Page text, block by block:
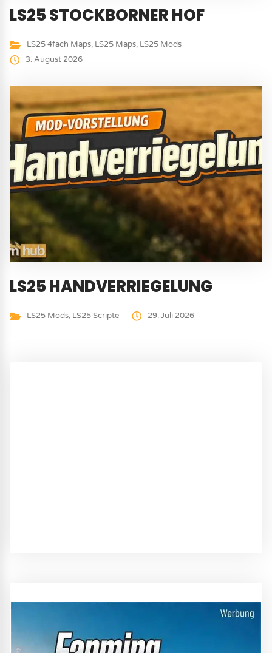
LS25 STOCKBORNER HOF
LS25 4fach Maps, LS25 Maps, LS25 Mods
3. August 2026
LS25 HANDVERRIEGELUNG
LS25 Mods, LS25 Scripte 29. Juli 2026